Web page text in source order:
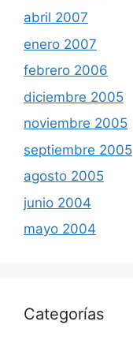
abril 2007
enero 2007
febrero 2006
diciembre 2005
noviembre 2005
septiembre 2005
agosto 2005
junio 2004
mayo 2004
Categorías